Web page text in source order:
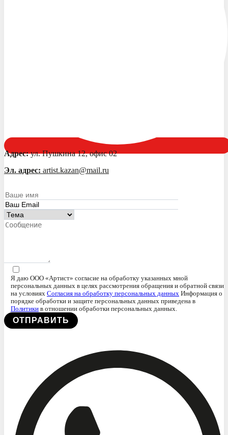
Адрес:ул. Пушкина 12, офис 02
Эл. адрес: artist.kazan@mail.ru
Я даю ООО «Артист» согласие на обработку указанных мной
персональных данных в целях рассмотрения обращения и обратной связи
на условиях Согласия на обработку персональных данных Информация о
порядке обработки и защите персональных данных приведена в
Политики в отношении обработки персональных данных.